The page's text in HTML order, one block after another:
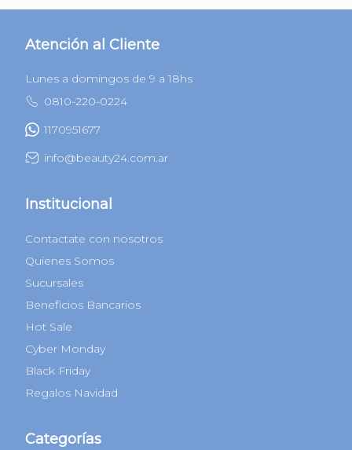
Atención al Cliente
Lunes a domingos de 9 a 18hs
0810-220-0224
1170951677
info@beauty24.com.ar
Institucional
Contactate con nosotros
Quienes Somos
Sucursales
Beneficios Bancarios
Hot Sale
Cyber Monday
Black Friday
Regalos Navidad
Categorías